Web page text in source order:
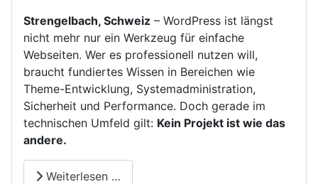
Strengelbach, Schweiz – WordPress ist längst
nicht mehr nur ein Werkzeug für einfache
Webseiten. Wer es professionell nutzen will,
braucht fundiertes Wissen in Bereichen wie
Theme-Entwicklung, Systemadministration,
Sicherheit und Performance. Doch gerade im
technischen Umfeld gilt: Kein Projekt ist wie das
andere.
Weiterlesen …